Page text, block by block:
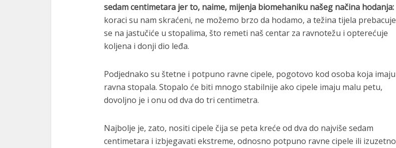
sedam centimetara jer to, naime, mijenja biomehaniku našeg načina hodanja:
koraci su nam skraćeni, ne možemo brzo da hodamo, a težina tijela prebacuje
se na jastučiće u stopalima, što remeti naš centar za ravnotežu i opterećuje
koljena i donji dio leđa.
Podjednako su štetne i potpuno ravne cipele, pogotovo kod osoba koja imaju
ravna stopala. Stopalo će biti mnogo stabilnije ako cipele imaju malu petu,
dovoljno je i onu od dva do tri centimetra.
Najbolje je, zato, nositi cipele čija se peta kreće od dva do najviše sedam
centimetara i izbjegavati ekstreme, odnosno potpuno ravne cipele ili izuzetno